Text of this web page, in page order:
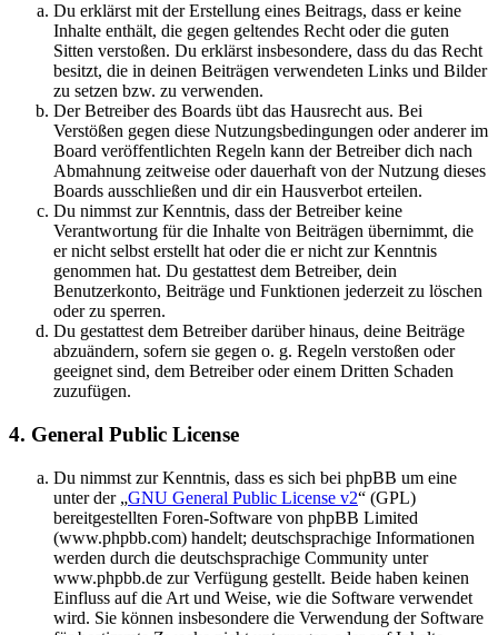
Du erklärst mit der Erstellung eines Beitrags, dass er keine
Inhalte enthält, die gegen geltendes Recht oder die guten
Sitten verstoßen. Du erklärst insbesondere, dass du das Recht
besitzt, die in deinen Beiträgen verwendeten Links und Bilder
zu setzen bzw. zu verwenden.
Der Betreiber des Boards übt das Hausrecht aus. Bei
Verstößen gegen diese Nutzungsbedingungen oder anderer im
Board veröffentlichten Regeln kann der Betreiber dich nach
Abmahnung zeitweise oder dauerhaft von der Nutzung dieses
Boards ausschließen und dir ein Hausverbot erteilen.
Du nimmst zur Kenntnis, dass der Betreiber keine
Verantwortung für die Inhalte von Beiträgen übernimmt, die
er nicht selbst erstellt hat oder die er nicht zur Kenntnis
genommen hat. Du gestattest dem Betreiber, dein
Benutzerkonto, Beiträge und Funktionen jederzeit zu löschen
oder zu sperren.
Du gestattest dem Betreiber darüber hinaus, deine Beiträge
abzuändern, sofern sie gegen o. g. Regeln verstoßen oder
geeignet sind, dem Betreiber oder einem Dritten Schaden
zuzufügen.
4. General Public License
Du nimmst zur Kenntnis, dass es sich bei phpBB um eine
unter der „GNU General Public License v2“ (GPL)
bereitgestellten Foren-Software von phpBB Limited
(www.phpbb.com) handelt; deutschsprachige Informationen
werden durch die deutschsprachige Community unter
www.phpbb.de zur Verfügung gestellt. Beide haben keinen
Einfluss auf die Art und Weise, wie die Software verwendet
wird. Sie können insbesondere die Verwendung der Software